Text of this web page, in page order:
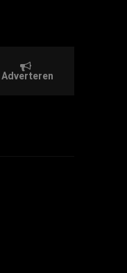
Adverteren